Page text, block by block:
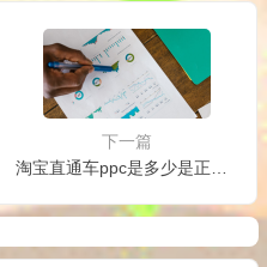
下一篇